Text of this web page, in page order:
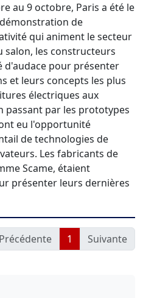
au 9 octobre, Paris a été le
de
qui animent le secteur
les constructeurs
d'audace pour présenter
et leurs concepts les plus
électriques aux
passant par les prototypes
eu l'opportunité
de technologies de
Les fabricants de
Scame, étaient
présenter leurs dernières
Précédente 1 Suivante